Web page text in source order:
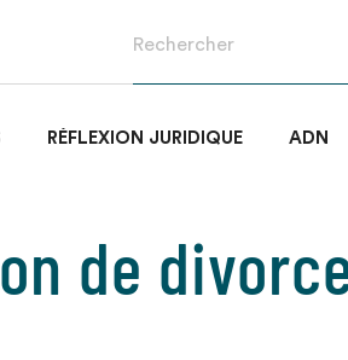
RÉFLEXION JURIDIQUE ADN
de